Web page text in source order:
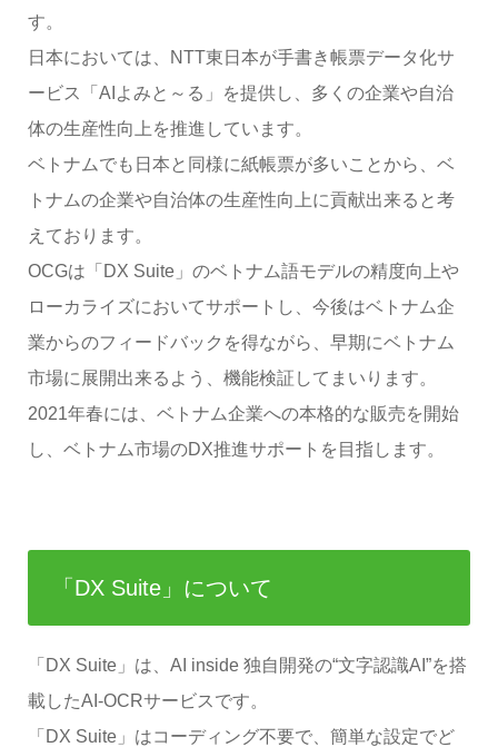
す。
日本においては、NTT東日本が手書き帳票データ化サ
ービス「AIよみと～る」を提供し、多くの企業や自治
体の生産性向上を推進しています。
ベトナムでも日本と同様に紙帳票が多いことから、ベ
トナムの企業や自治体の生産性向上に貢献出来ると考
えております。
OCGは「DX Suite」のベトナム語モデルの精度向上や
ローカライズにおいてサポートし、今後はベトナム企
業からのフィードバックを得ながら、早期にベトナム
市場に展開出来るよう、機能検証してまいります。
2021年春には、ベトナム企業への本格的な販売を開始
し、ベトナム市場のDX推進サポートを目指します。
「DX Suite」について
「DX Suite」は、AI inside 独自開発の“文字認識AI”を搭
載したAI-OCRサービスです。
「DX Suite」はコーディング不要で、簡単な設定でど